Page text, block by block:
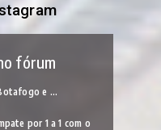
fórum
e …
por 1 a 1 com o